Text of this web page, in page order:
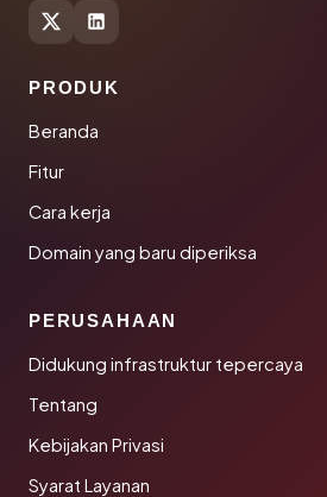
PRODUK
Beranda
Fitur
Cara kerja
Domain yang baru diperiksa
PERUSAHAAN
Didukung infrastruktur tepercaya
Tentang
Kebijakan Privasi
Syarat Layanan